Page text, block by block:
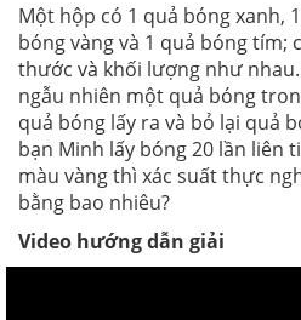
Một hộp có 1 quả bóng xanh,
bóng vàng và 1 quả bóng tím;
thước và khối lượng như
ngẫu nhiên một quả bóng
quả bóng lấy ra và bỏ lại quả
bạn Minh lấy bóng 20 lần liên
màu vàng thì xác suất thực
bằng bao nhiêu?
Video hướng dẫn giải